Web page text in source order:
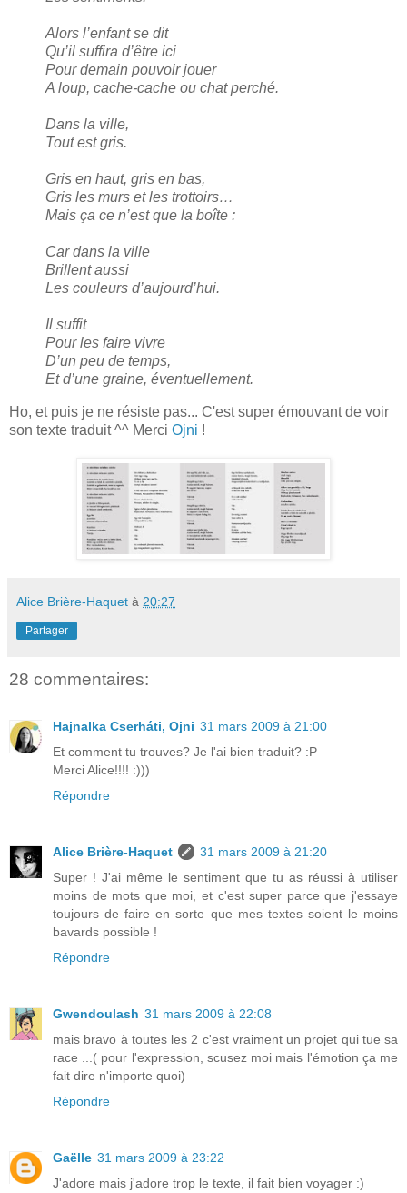
Alors l’enfant se dit
Qu’il suffira d’être ici
Pour demain pouvoir jouer
A loup, cache-cache ou chat perché.
Dans la ville,
Tout est gris.
Gris en haut, gris en bas,
Gris les murs et les trottoirs…
Mais ça ce n’est que la boîte :
Car dans la ville
Brillent aussi
Les couleurs d’aujourd’hui.
Il suffit
Pour les faire vivre
D’un peu de temps,
Et d’une graine, éventuellement.
Ho, et puis je ne résiste pas... C'est super émouvant de voir
son texte traduit ^^ Merci Ojni !
Alice Brière-Haquet à 20:27
Partager
28 commentaires:
Hajnalka Cserháti, Ojni 31 mars 2009 à 21:00
Et comment tu trouves? Je l'ai bien traduit? :P
Merci Alice!!!! :)))
Répondre
Alice Brière-Haquet
31 mars 2009 à 21:20
Super ! J'ai même le sentiment que tu as réussi à utiliser
moins de mots que moi, et c'est super parce que j'essaye
toujours de faire en sorte que mes textes soient le moins
bavards possible !
Répondre
Gwendoulash 31 mars 2009 à 22:08
mais bravo à toutes les 2 c'est vraiment un projet qui tue sa
race ...( pour l'expression, scusez moi mais l'émotion ça me
fait dire n'importe quoi)
Répondre
Gaëlle 31 mars 2009 à 23:22
J'adore mais j'adore trop le texte, il fait bien voyager :)